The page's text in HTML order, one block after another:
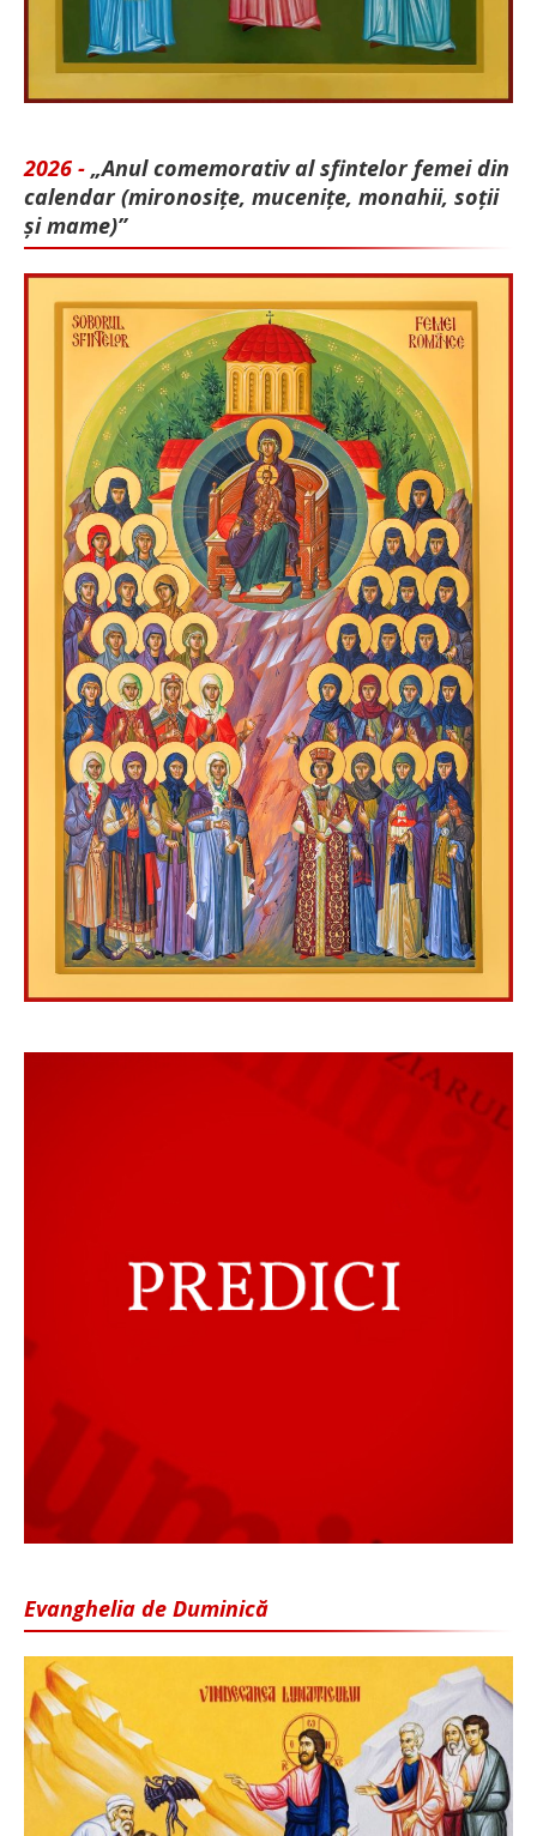
2026 - „Anul comemorativ al sfintelor femei din
calendar (mironosițe, mu­cenițe, monahii, soții
și mame)”
Evanghelia de Duminică